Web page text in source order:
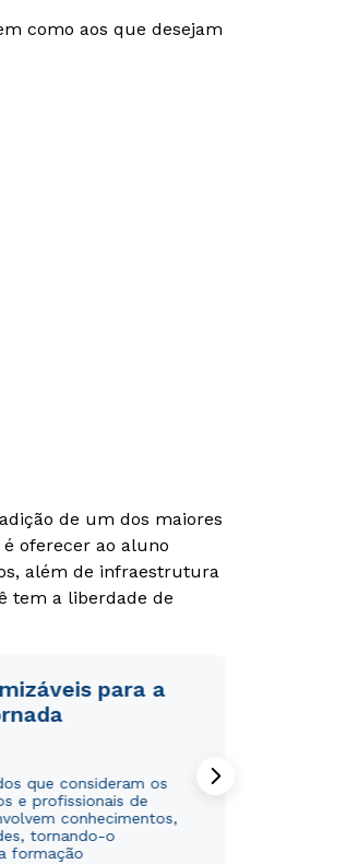
como aos que desejam
de um dos maiores
oferecer ao aluno
além de infraestrutura
tem a liberdade de
para a
que consideram os
e profissionais de
conhecimentos,
tornando-o
formação
e fácil
com aPolítica de Privacidade.
dados sejam utilizados para o
da Cruzeiro do Sul.
e fácil
com aPolítica de Privacidade.
dados sejam utilizados para o
da Cruzeiro do Sul.